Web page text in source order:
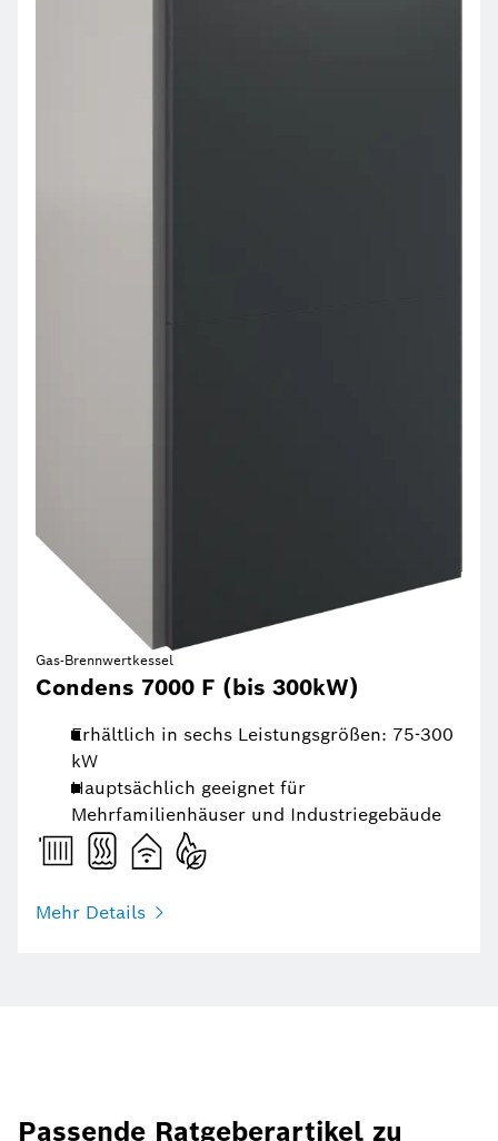
Gas-Brennwertkessel
Condens 7000 F (bis 300kW)
Erhältlich in sechs Leistungsgrößen: 75-300
kW
Hauptsächlich geeignet für
Mehrfamilienhäuser und Industriegebäude
Mehr Details
Passende Ratgeberartikel zu